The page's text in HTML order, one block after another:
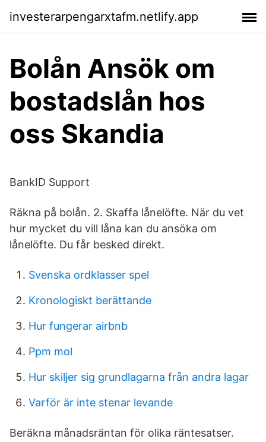
investerarpengarxtafm.netlify.app
Bolån Ansök om
bostadslån hos
oss Skandia
BankID Support
Räkna på bolån. 2. Skaffa lånelöfte. När du vet
hur mycket du vill låna kan du ansöka om
lånelöfte. Du får besked direkt.
Svenska ordklasser spel
Kronologiskt berättande
Hur fungerar airbnb
Ppm mol
Hur skiljer sig grundlagarna från andra lagar
Varför är inte stenar levande
Beräkna månadsräntan för olika räntesatser.